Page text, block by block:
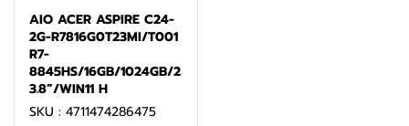
AIO ACER ASPIRE C24-
2G-R7816G0T23MI/T001
R7-
8845HS/16GB/1024GB/2
3.8”/WIN11 H
SKU : 4711474286475